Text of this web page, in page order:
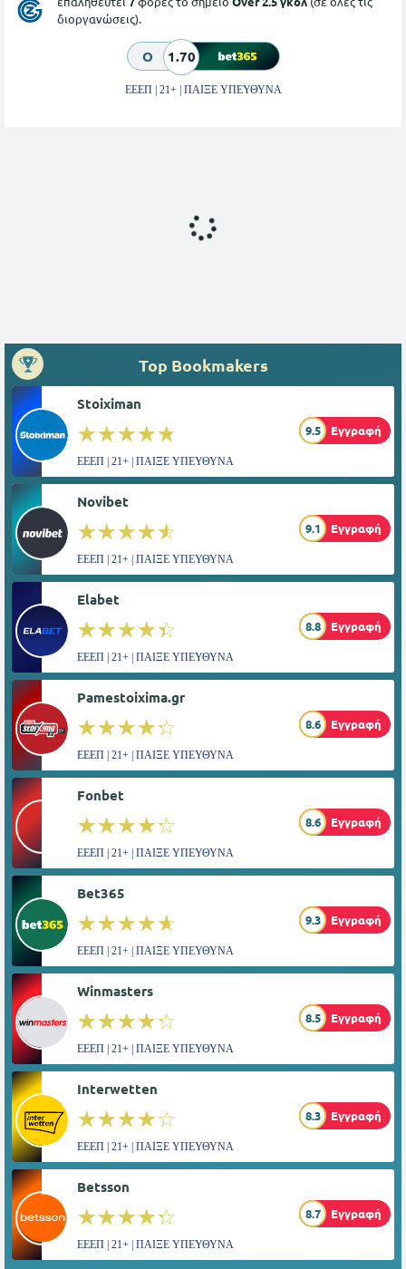
διοργανώσεις).
O 1.70
ΕΕΕΠ | 21+ | ΠΑΙΞΕ ΥΠΕΥΘΥΝΑ
Top Bookmakers
Stoiximan
☆☆☆☆☆
★★★★★ 9.5 Εγγραφή
ΕΕΕΠ | 21+ | ΠΑΙΞΕ ΥΠΕΥΘΥΝΑ
Novibet
☆☆☆☆☆
★★★★★ 9.1 Εγγραφή
ΕΕΕΠ | 21+ | ΠΑΙΞΕ ΥΠΕΥΘΥΝΑ
Elabet
☆☆☆☆☆
★★★★★ 8.8 Εγγραφή
ΕΕΕΠ | 21+ | ΠΑΙΞΕ ΥΠΕΥΘΥΝΑ
Pamestoixima.gr
☆☆☆☆☆
★★★★★ 8.6 Εγγραφή
ΕΕΕΠ | 21+ | ΠΑΙΞΕ ΥΠΕΥΘΥΝΑ
Fonbet
☆☆☆☆☆
★★★★★ 8.6 Εγγραφή
ΕΕΕΠ | 21+ | ΠΑΙΞΕ ΥΠΕΥΘΥΝΑ
Bet365
☆☆☆☆☆
★★★★★ 9.3 Εγγραφή
ΕΕΕΠ | 21+ | ΠΑΙΞΕ ΥΠΕΥΘΥΝΑ
Winmasters
☆☆☆☆☆
★★★★★ 8.5 Εγγραφή
ΕΕΕΠ | 21+ | ΠΑΙΞΕ ΥΠΕΥΘΥΝΑ
Interwetten
☆☆☆☆☆
★★★★★ 8.3 Εγγραφή
ΕΕΕΠ | 21+ | ΠΑΙΞΕ ΥΠΕΥΘΥΝΑ
Betsson
☆☆☆☆☆
★★★★★ 8.7 Εγγραφή
ΕΕΕΠ | 21+ | ΠΑΙΞΕ ΥΠΕΥΘΥΝΑ